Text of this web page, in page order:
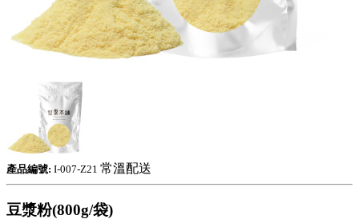
產品編號: I-007-Z21 常溫配送
豆漿粉(800g/袋)